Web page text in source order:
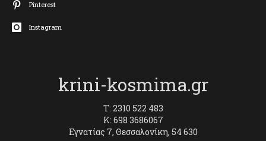
Pinterest
Instagram
krini-kosmima.gr
T: 2310 522 483
K: 698 3686067
Εγνατίας 7, Θεσσαλονίκη, 54 630